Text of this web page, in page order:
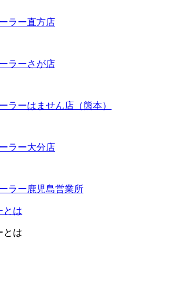
ラー直方店
ラーさが店
ラーはません店（熊本）
ラー大分店
ラー鹿児島営業所
とは
とは